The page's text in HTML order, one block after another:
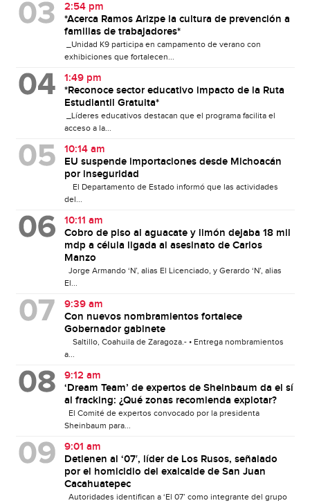
2:54 pm
*Acerca Ramos Arizpe la cultura de prevención a
familias de trabajadores*
_Unidad K9 participa en campamento de verano con
exhibiciones que fortalecen...
1:49 pm
*Reconoce sector educativo impacto de la Ruta
Estudiantil Gratuita*
_Líderes educativos destacan que el programa facilita el
acceso a la...
10:14 am
EU suspende importaciones desde Michoacán
por inseguridad
El Departamento de Estado informó que las actividades
del...
10:11 am
Cobro de piso al aguacate y limón dejaba 18 mil
mdp a célula ligada al asesinato de Carlos
Manzo
Jorge Armando ‘N’, alias El Licenciado, y Gerardo ‘N’, alias
El...
9:39 am
Con nuevos nombramientos fortalece
Gobernador gabinete
Saltillo, Coahuila de Zaragoza.- • Entrega nombramientos
a...
9:12 am
‘Dream Team’ de expertos de Sheinbaum da el sí
al fracking: ¿Qué zonas recomienda explotar?
El Comité de expertos convocado por la presidenta
Sheinbaum para...
9:01 am
Detienen al ‘07′, líder de Los Rusos, señalado
por el homicidio del exalcalde de San Juan
Cacahuatepec
Autoridades identifican a ‘El 07’ como integrante del grupo